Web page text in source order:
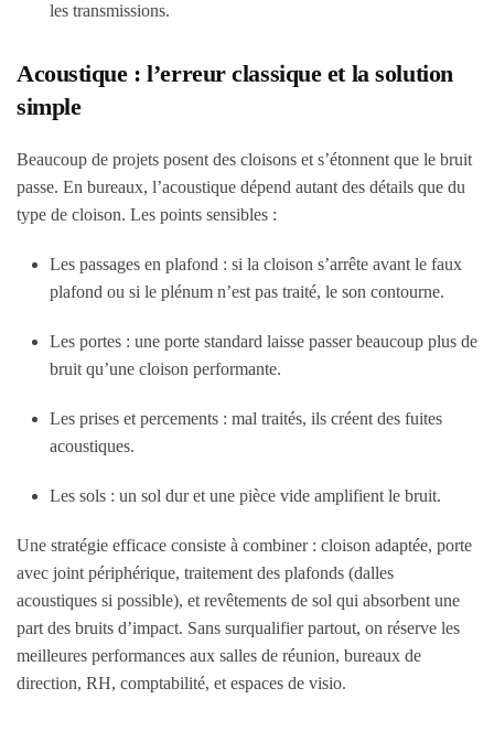
les transmissions.
Acoustique : l’erreur classique et la solution
simple
Beaucoup de projets posent des cloisons et s’étonnent que le bruit
passe. En bureaux, l’acoustique dépend autant des détails que du
type de cloison. Les points sensibles :
Les passages en plafond : si la cloison s’arrête avant le faux
plafond ou si le plénum n’est pas traité, le son contourne.
Les portes : une porte standard laisse passer beaucoup plus de
bruit qu’une cloison performante.
Les prises et percements : mal traités, ils créent des fuites
acoustiques.
Les sols : un sol dur et une pièce vide amplifient le bruit.
Une stratégie efficace consiste à combiner : cloison adaptée, porte
avec joint périphérique, traitement des plafonds (dalles
acoustiques si possible), et revêtements de sol qui absorbent une
part des bruits d’impact. Sans surqualifier partout, on réserve les
meilleures performances aux salles de réunion, bureaux de
direction, RH, comptabilité, et espaces de visio.